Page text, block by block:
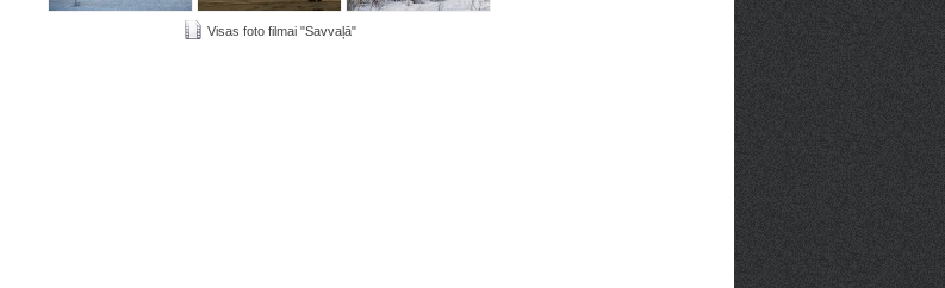
Visas foto filmai "Savvaļā"